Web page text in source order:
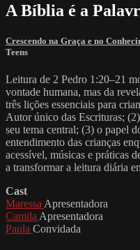
A Bíblia é a
Crescendo na Graça e no
Teens
Leitura de 2 Pedro 1:20–21
vontade humana, mas da
três lições essenciais para
Autor único das Escrituras;
seu tema central; (3) o papel
entendimento das crianças
acessível, músicas e práticas
a transformar a leitura diária
Cast
Maressa Apresentadora
Camila Apresentadora
Paula Convidada